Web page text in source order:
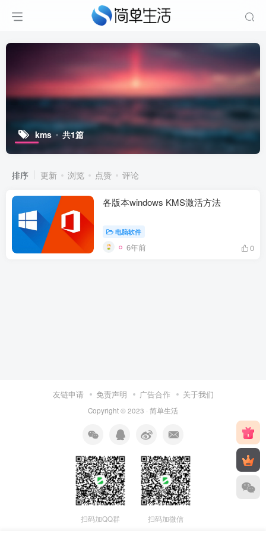
kms 共1篇
排序 更新 浏览 点赞 评论
各版本windows KMS激活方法
电脑软件
6年前 0
友链申请 免责声明 广告合作 关于我们
Copyright © 2023 · 简单生活
扫码加QQ群 扫码加微信